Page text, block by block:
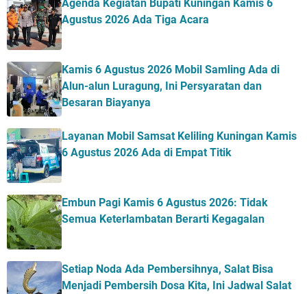
Agenda Kegiatan Bupati Kuningan Kamis 6
Agustus 2026 Ada Tiga Acara
Kamis 6 Agustus 2026 Mobil Samling Ada di
Alun-alun Luragung, Ini Persyaratan dan
Besaran Biayanya
Layanan Mobil Samsat Keliling Kuningan Kamis
6 Agustus 2026 Ada di Empat Titik
Embun Pagi Kamis 6 Agustus 2026: Tidak
Semua Keterlambatan Berarti Kegagalan
Setiap Noda Ada Pembersihnya, Salat Bisa
Menjadi Pembersih Dosa Kita, Ini Jadwal Salat